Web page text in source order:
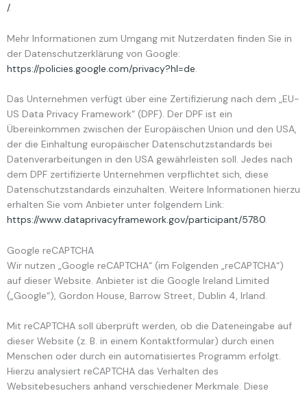
/.
Mehr Informationen zum Umgang mit Nutzerdaten finden Sie in
der Datenschutzerklärung von Google:
https://policies.google.com/privacy?hl=de.
Das Unternehmen verfügt über eine Zertifizierung nach dem „EU-
US Data Privacy Framework“ (DPF). Der DPF ist ein
Übereinkommen zwischen der Europäischen Union und den USA,
der die Einhaltung europäischer Datenschutzstandards bei
Datenverarbeitungen in den USA gewährleisten soll. Jedes nach
dem DPF zertifizierte Unternehmen verpflichtet sich, diese
Datenschutzstandards einzuhalten. Weitere Informationen hierzu
erhalten Sie vom Anbieter unter folgendem Link:
https://www.dataprivacyframework.gov/participant/5780.
Google reCAPTCHA
Wir nutzen „Google reCAPTCHA“ (im Folgenden „reCAPTCHA“)
auf dieser Website. Anbieter ist die Google Ireland Limited
(„Google“), Gordon House, Barrow Street, Dublin 4, Irland.
Mit reCAPTCHA soll überprüft werden, ob die Dateneingabe auf
dieser Website (z. B. in einem Kontaktformular) durch einen
Menschen oder durch ein automatisiertes Programm erfolgt.
Hierzu analysiert reCAPTCHA das Verhalten des
Websitebesuchers anhand verschiedener Merkmale. Diese